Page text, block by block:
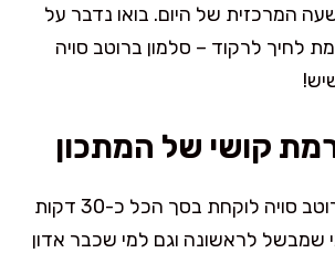
המרכזית של היום. בואו נדבר על
לחיך לרקוד – סלמון ברוטב סויה
קושי של המתכון
הכנה של סלמון ברוטב סויה לוקחת בסך הכל כ-30 דקות
שמבשל לראשונה וגם למי שכבר אדון